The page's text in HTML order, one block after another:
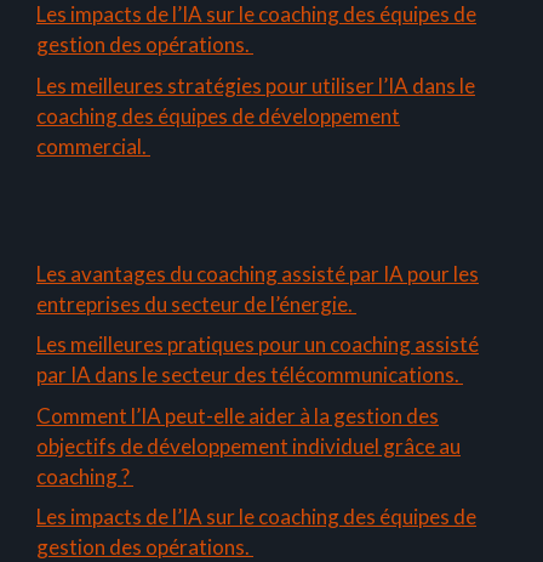
Les impacts de l’IA sur le coaching des équipes de
gestion des opérations.
Les meilleures stratégies pour utiliser l’IA dans le
coaching des équipes de développement
commercial.
Les avantages du coaching assisté par IA pour les
entreprises du secteur de l’énergie.
Les meilleures pratiques pour un coaching assisté
par IA dans le secteur des télécommunications.
Comment l’IA peut-elle aider à la gestion des
objectifs de développement individuel grâce au
coaching ?
Les impacts de l’IA sur le coaching des équipes de
gestion des opérations.